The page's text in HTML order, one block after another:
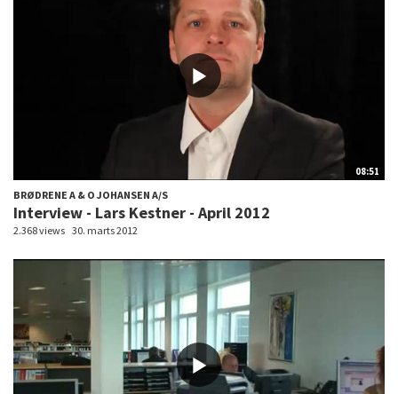
08:51
BRØDRENE A & O JOHANSEN A/S
Interview - Lars Kestner - April 2012
2.368 views 30. marts 2012